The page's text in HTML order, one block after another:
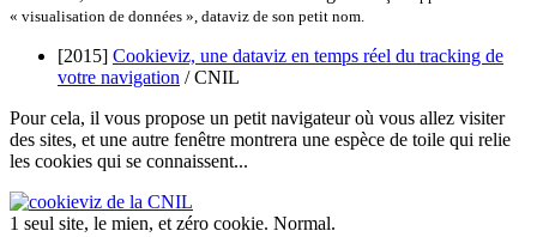
« visualisation de données », dataviz de son petit nom.
[2015] Cookieviz, une dataviz en temps réel du tracking de
votre navigation / CNIL
Pour cela, il vous propose un petit navigateur où vous allez visiter
des sites, et une autre fenêtre montrera une espèce de toile qui relie
les cookies qui se connaissent...
1 seul site, le mien, et zéro cookie. Normal.